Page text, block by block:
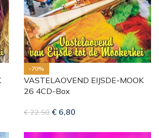
-70%
VASTELAOVEND EIJSDE-MOOK
26 4CD-Box
€22,50 €6,80